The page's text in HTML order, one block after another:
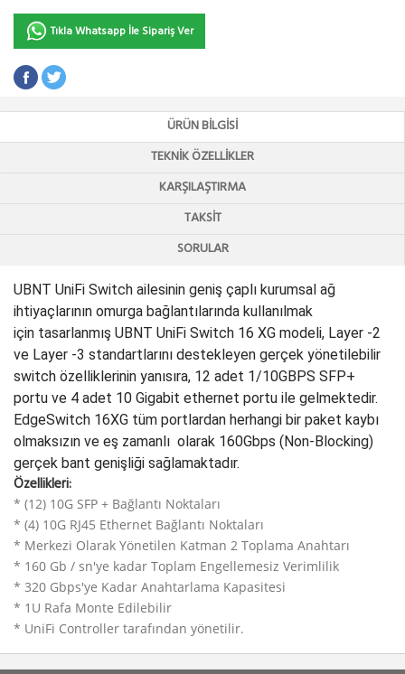
Tıkla Whatsapp İle Sipariş Ver
ÜRÜN BILGISI
TEKNIK ÖZELLIKLER
KARŞILAŞTIRMA
TAKSIT
SORULAR
UBNT UniFi Switch ailesinin geniş çaplı kurumsal ağ
ihtiyaçlarının omurga bağlantılarında kullanılmak
için tasarlanmış UBNT UniFi Switch 16 XG modeli, Layer -2
ve Layer -3 standartlarını destekleyen gerçek yönetilebilir
switch özelliklerinin yanısıra, 12 adet 1/10GBPS SFP+
portu ve 4 adet 10 Gigabit ethernet portu ile gelmektedir.
EdgeSwitch 16XG tüm portlardan herhangi bir paket kaybı
olmaksızın ve eş zamanlı olarak 160Gbps (Non-Blocking)
gerçek bant genişliği sağlamaktadır.
Özellikleri:
* (12) 10G SFP + Bağlantı Noktaları
* (4) 10G RJ45 Ethernet Bağlantı Noktaları
* Merkezi Olarak Yönetilen Katman 2 Toplama Anahtarı
* 160 Gb / sn'ye kadar Toplam Engellemesiz Verimlilik
* 320 Gbps'ye Kadar Anahtarlama Kapasitesi
* 1U Rafa Monte Edilebilir
* UniFi Controller tarafından yönetilir.